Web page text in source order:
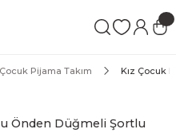
Çocuk Pijama Takım Kız Çocuk
Önden Düğmeli Şortlu